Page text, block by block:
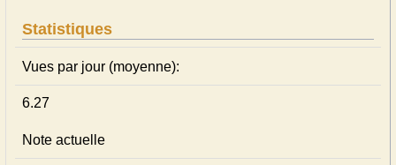
Statistiques
Vues par jour (moyenne):
6.27
Note actuelle